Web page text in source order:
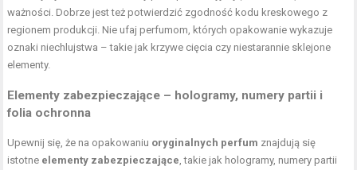
ważności. Dobrze jest też potwierdzić zgodność kodu kreskowego z
regionem produkcji. Nie ufaj perfumom, których opakowanie wykazuje
oznaki niechlujstwa – takie jak krzywe cięcia czy niestarannie sklejone
elementy.
Elementy zabezpieczające – hologramy, numery partii i
folia ochronna
Upewnij się, że na opakowaniu oryginalnych perfum znajdują się
istotne elementy zabezpieczające , takie jak hologramy, numery partii